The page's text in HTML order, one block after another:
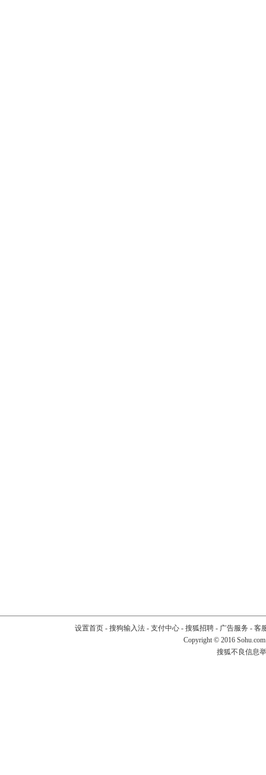
设置首页- 搜狗输入法- 支付中心- 搜狐招聘- 广告服务 - 客
Copyright © 2016
搜狐不良信息